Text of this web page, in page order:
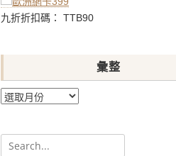
九折折扣碼： TTB90
彙整
彙
Search